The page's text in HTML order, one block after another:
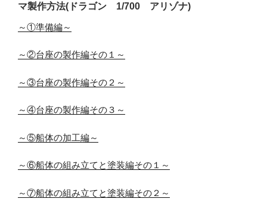
マ製作方法(ドラゴン 1/700 アリゾナ)
～①準備編～
～②台座の製作編その１～
～③台座の製作編その２～
～④台座の製作編その３～
～⑤船体の加工編～
～⑥船体の組み立てと塗装編その１～
～⑦船体の組み立てと塗装編その２～